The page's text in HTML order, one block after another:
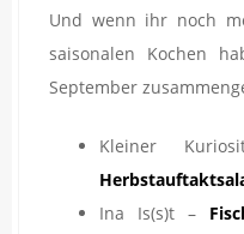
Und wenn ihr noch
saisonalen Kochen
September
Kleiner
Ina Is(s)t –